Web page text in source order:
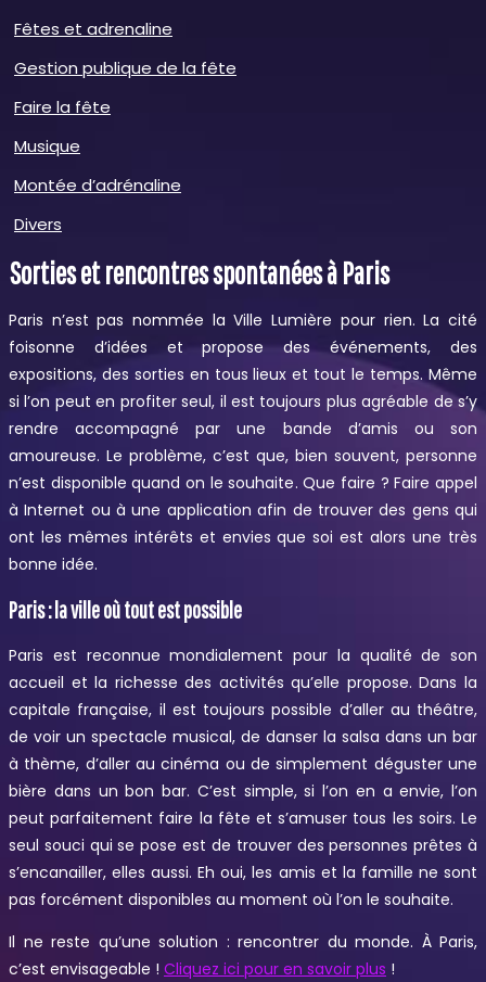
Fêtes et adrenaline
Gestion publique de la fête
Faire la fête
Musique
Montée d’adrénaline
Divers
Sorties et rencontres spontanées à Paris
Paris n’est pas nommée la Ville Lumière pour rien. La cité
foisonne d’idées et propose des événements, des
expositions, des sorties en tous lieux et tout le temps. Même
si l’on peut en profiter seul, il est toujours plus agréable de s’y
rendre accompagné par une bande d’amis ou son
amoureuse. Le problème, c’est que, bien souvent, personne
n’est disponible quand on le souhaite. Que faire ? Faire appel
à Internet ou à une application afin de trouver des gens qui
ont les mêmes intérêts et envies que soi est alors une très
bonne idée.
Paris : la ville où tout est possible
Paris est reconnue mondialement pour la qualité de son
accueil et la richesse des activités qu’elle propose. Dans la
capitale française, il est toujours possible d’aller au théâtre,
de voir un spectacle musical, de danser la salsa dans un bar
à thème, d’aller au cinéma ou de simplement déguster une
bière dans un bon bar. C’est simple, si l’on en a envie, l’on
peut parfaitement faire la fête et s’amuser tous les soirs. Le
seul souci qui se pose est de trouver des personnes prêtes à
s’encanailler, elles aussi. Eh oui, les amis et la famille ne sont
pas forcément disponibles au moment où l’on le souhaite.
Il ne reste qu’une solution : rencontrer du monde. À Paris,
c’est envisageable ! Cliquez ici pour en savoir plus !